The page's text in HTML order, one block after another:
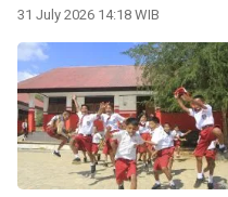
31 July 2026 14:18 WIB